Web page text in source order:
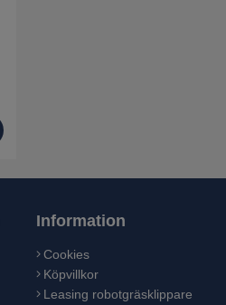
Information
Cookies
Köpvillkor
Leasing robotgräsklippare